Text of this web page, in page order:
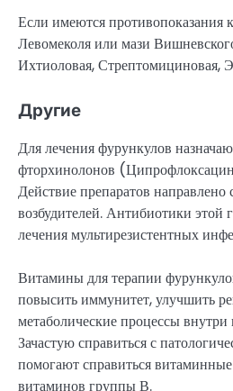
Если имеются
Левомеколя или мази
Ихтиоловая, Стрептомициновая,
Другие
Для лечения фурункулов
фторхинолонов
Действие препаратов направлено
возбудителей. Антибиотики
лечения мультирезистентных
Витамины для терапии
повысить иммунитет, улучшить
метаболические процессы внутри
Зачастую справиться с
помогают справиться
витаминов группы В.